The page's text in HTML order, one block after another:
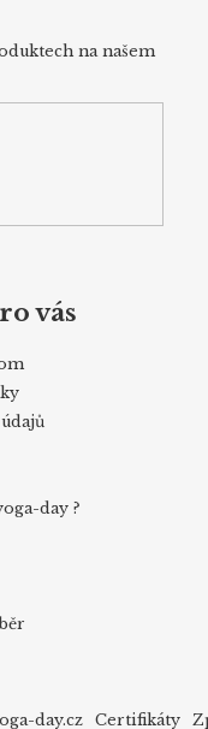
na našem
vás
day ?
day.cz Certifikáty